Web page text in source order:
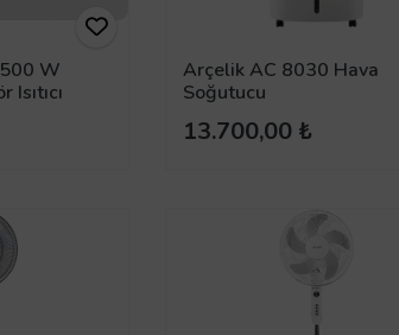
W
Arçelik AC 8030 Hava
Soğutucu
13.700,00 ₺